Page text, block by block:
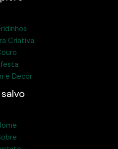
Criativa
festa
e Decor